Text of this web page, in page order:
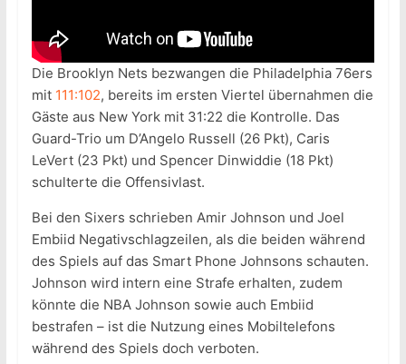
Die Brooklyn Nets bezwangen die Philadelphia 76ers
mit 111:102, bereits im ersten Viertel übernahmen die
Gäste aus New York mit 31:22 die Kontrolle. Das
Guard-Trio um D’Angelo Russell (26 Pkt), Caris
LeVert (23 Pkt) und Spencer Dinwiddie (18 Pkt)
schulterte die Offensivlast.
Bei den Sixers schrieben Amir Johnson und Joel
Embiid Negativschlagzeilen, als die beiden während
des Spiels auf das Smart Phone Johnsons schauten.
Johnson wird intern eine Strafe erhalten, zudem
könnte die NBA Johnson sowie auch Embiid
bestrafen – ist die Nutzung eines Mobiltelefons
während des Spiels doch verboten.